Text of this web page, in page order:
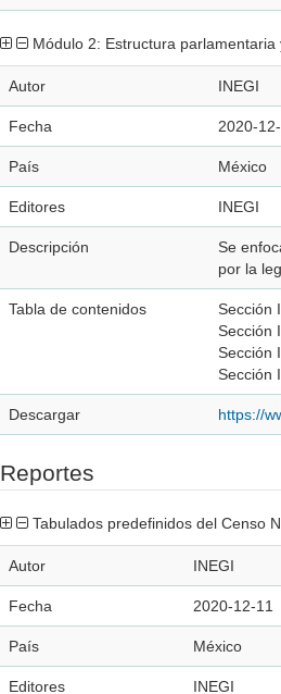
Módulo 2: Estructura
Autor INEGI
Fecha 2020-
País México
Editores INEGI
Descripción
Se
por la
Tabla de contenidos
Sección
Sección
Sección
Sección
Descargar https://
Reportes
Tabulados predefinidos del Censo
Autor INEGI
Fecha 2020-12-11
País México
Editores INEGI